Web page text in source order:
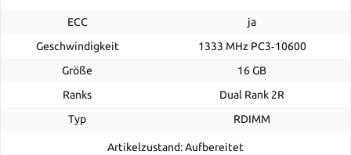
ECC
ja
Geschwindigkeit
1333 MHz PC3‑10600
Größe
16 GB
Ranks
Dual Rank 2R
Typ
RDIMM
Artikelzustand: Aufbereitet